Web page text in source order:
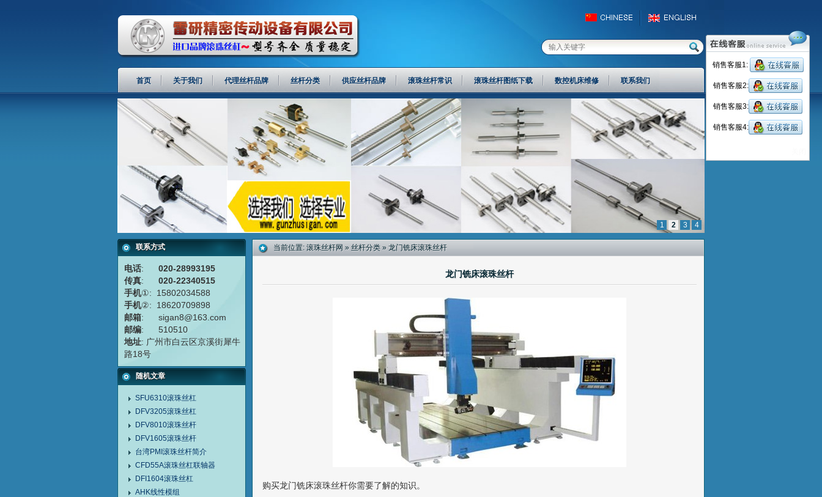
首页 关于我们 代理丝杆品牌 丝杆分类 供应丝杆品牌 滚珠丝杆常识 滚珠丝杆图纸下载 数控机床维修 联系我们
1 2 3 4
联系方式
电话: 020-28993195
传真:
020-22340515
手机①: 15802034588
手机②: 18620709898
邮箱: sigan8@163.com
邮编: 510510
地址: 广州市白云区京溪街犀牛
路18号
随机文章
SFU6310滚珠丝杠
DFV3205滚珠丝杠
DFV8010滚珠丝杆
DFV1605滚珠丝杆
台湾PMI滚珠丝杆简介
CFD55A滚珠丝杠联轴器
DFI1604滚珠丝杠
AHK线性模组
当前位置: 滚珠丝杆网 » 丝杆分类 » 龙门铣床滚珠丝杆
龙门铣床滚珠丝杆
购买龙门铣床滚珠丝杆你需要了解的知识。
销售客服1:
销售客服2:
销售客服3:
销售客服4: